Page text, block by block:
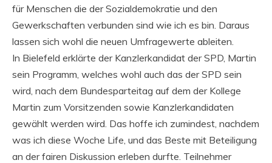
für Menschen die der Sozialdemokratie und den
Gewerkschaften verbunden sind wie ich es bin. Daraus
lassen sich wohl die neuen Umfragewerte ableiten.
In Bielefeld erklärte der Kanzlerkandidat der SPD, Martin
sein Programm, welches wohl auch das der SPD sein
wird, nach dem Bundesparteitag auf dem der Kollege
Martin zum Vorsitzenden sowie Kanzlerkandidaten
gewählt werden wird. Das hoffe ich zumindest, nachdem
was ich diese Woche Life, und das Beste mit Beteiligung
an der fairen Diskussion erleben durfte. Teilnehmer